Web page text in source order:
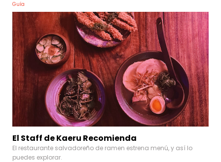
Guía
El Staff de Kaeru Recomienda
El restaurante salvadoreño de ramen estrena menú, y así lo
puedes explorar.